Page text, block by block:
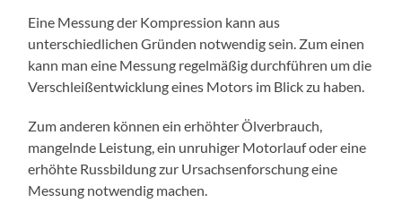
Eine Messung der Kompression kann aus
unterschiedlichen Gründen notwendig sein. Zum einen
kann man eine Messung regelmäßig durchführen um die
Verschleißentwicklung eines Motors im Blick zu haben.
Zum anderen können ein erhöhter Ölverbrauch,
mangelnde Leistung, ein unruhiger Motorlauf oder eine
erhöhte Russbildung zur Ursachsenforschung eine
Messung notwendig machen.